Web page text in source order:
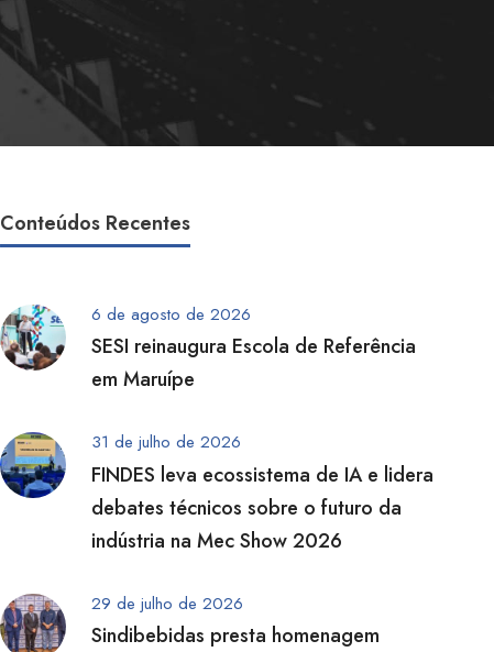
Conteúdos Recentes
6 de agosto de 2026
SESI reinaugura Escola de Referência
em Maruípe
31 de julho de 2026
FINDES leva ecossistema de IA e lidera
debates técnicos sobre o futuro da
indústria na Mec Show 2026
29 de julho de 2026
Sindibebidas presta homenagem